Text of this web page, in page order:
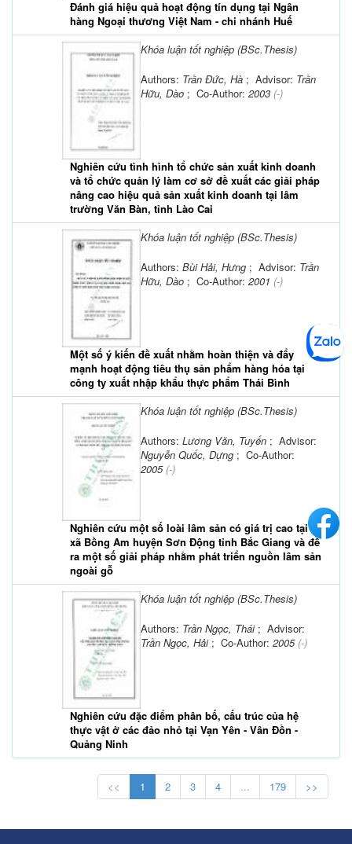
Đánh giá hiệu quả hoạt động tín dụng tại Ngân
hàng Ngoại thương Việt Nam - chi nhánh Huế
Khóa luận tốt nghiệp (BSc.Thesis)
Nghiên cứu tình hình tổ chức sản xuất kinh doanh
và tổ chức quản lý làm cơ sở đề xuất các giải pháp
nâng cao hiệu quả sản xuất kinh doanh tại lâm
trường Văn Bàn, tỉnh Lào Cai
Authors: Trần Đức, Hà ; Advisor: Trần
Hữu, Dào ; Co-Author: 2003 (-)
Khóa luận tốt nghiệp (BSc.Thesis)
Một số ý kiến đề xuất nhằm hoàn thiện và đẩy
mạnh hoạt động tiêu thụ sản phẩm hàng hóa tại
công ty xuất nhập khẩu thực phẩm Thái Bình
Authors: Bùi Hải, Hưng ; Advisor: Trần
Hữu, Dào ; Co-Author: 2001 (-)
Khóa luận tốt nghiệp (BSc.Thesis)
Nghiên cứu một số loài lâm sản có giá trị cao tại
xã Bồng Am huyện Sơn Động tỉnh Bắc Giang và đề
ra một số giải pháp nhằm phát triển nguồn lâm sản
ngoài gỗ
Authors: Lương Văn, Tuyến ; Advisor:
Nguyễn Quốc, Dựng ; Co-Author:
2005(-)
Khóa luận tốt nghiệp (BSc.Thesis)
Nghiên cứu đặc điểm phân bố, cấu trúc của hệ
thực vật ở các đảo nhỏ tại Vạn Yên - Vân Đồn -
Quảng Ninh
Authors: Trần Ngọc, Thái ; Advisor:
Trần Ngọc, Hải ; Co-Author: 2005(-)
<< 1 2 3 4 ... 179 >>